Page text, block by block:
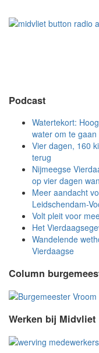
Podcast
Watertekort:
water om te gaan
Vier dagen, 160
terug
Nijmeegse
op vier dagen
Meer aandacht
Leidschendam-
Volt pleit voor
Het
Wandelende
Vierdaagse
Column
Werken bij Midvliet